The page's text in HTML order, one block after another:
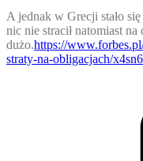
A jednak w Grecji stało
nic nie stracił natomiast
dużo.https://
straty-na-obligacjach/